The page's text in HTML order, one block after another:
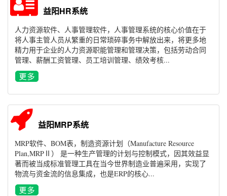
益阳HR系统
人力资源软件、人事管理软件，人事管理系统的核心价值在于
将人事主管人员从繁重的日常琐碎事务中解放出来，将更多地
精力用于企业的人力资源职能管理和管理决策，包括劳动合同
管理、薪酬工资管理、员工培训管理、绩效考核...
益阳MRP系统
MRP软件、BOM表，制造资源计划（Manufacture Resource
Plan,MRPⅡ） 是一种生产管理的计划与控制模式，因其效益显
著而被当成标准管理工具在当今世界制造业普遍采用，实现了
物流与资金流的信息集成，也是ERP的核心...